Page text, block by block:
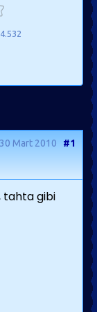
4.532
30 Mart 2010 #1
tahta gibi